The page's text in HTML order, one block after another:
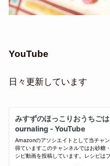
YouTube
日々更新しています